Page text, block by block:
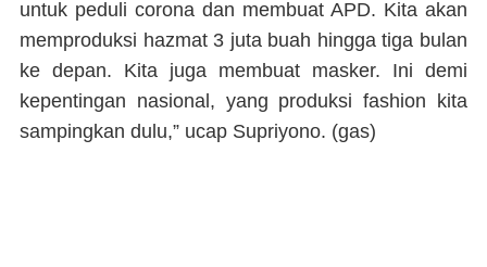
untuk peduli corona dan membuat APD. Kita akan
memproduksi hazmat 3 juta buah hingga tiga bulan
ke depan. Kita juga membuat masker. Ini demi
kepentingan nasional, yang produksi fashion kita
sampingkan dulu,” ucap Supriyono. (gas)